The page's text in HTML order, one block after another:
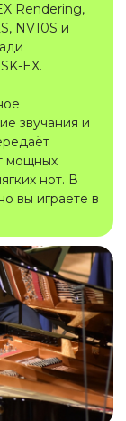
Rendering,
NV10S и
EX.
звучания и
мощных
нот. В
вы играете в